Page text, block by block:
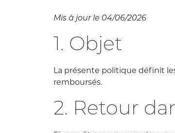
Mis à jour le 04/06/2026
1. Objet
La présente politique définit
remboursés.
2. Retour